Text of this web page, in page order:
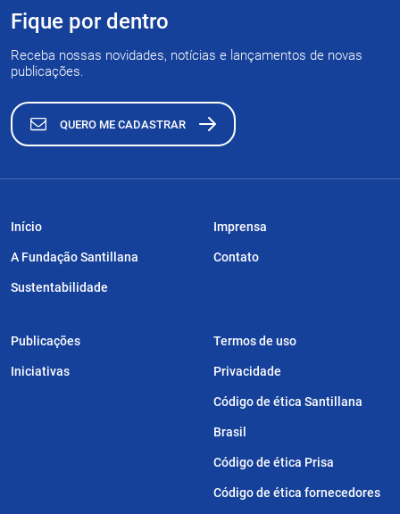
Fique por dentro
Receba nossas novidades, notícias e lançamentos de novas
publicações.
QUERO ME CADASTRAR
Início
A Fundação Santillana
Sustentabilidade
Publicações
Iniciativas
Imprensa
Contato
Termos de uso
Privacidade
Código de ética Santillana
Brasil
Código de ética Prisa
Código de ética fornecedores